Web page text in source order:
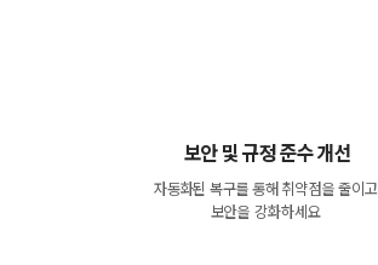
보안 및 규정 준수 개선
자동화된 복구를 통해 취약점을 줄이고
보안을 강화하세요